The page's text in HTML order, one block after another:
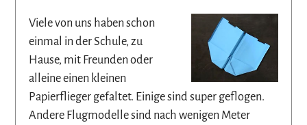
Viele von uns haben schon
einmal in der Schule, zu
Hause, mit Freunden oder
alleine einen kleinen
Papierflieger gefaltet. Einige sind super geflogen.
Andere Flugmodelle sind nach wenigen Meter